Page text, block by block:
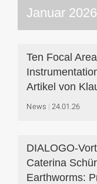
Januar 2026
Ten Focal
Artikel von
News 24.01.26
DIALOGO-
Caterina
Earthworms: